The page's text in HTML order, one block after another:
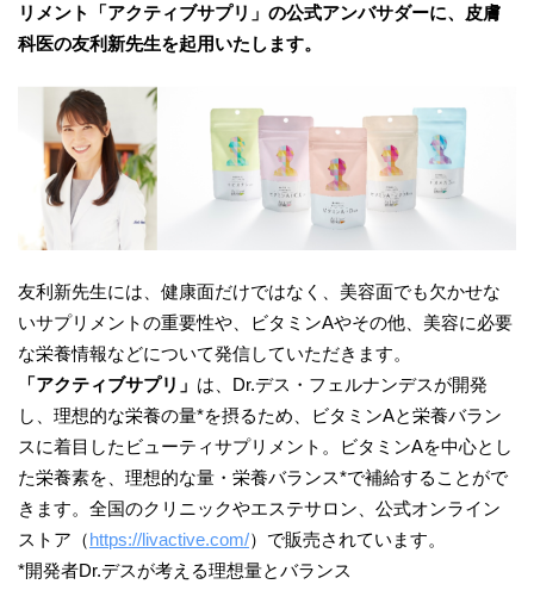
リメント「アクティブサプリ」の公式アンバサダーに、皮膚
科医の友利新先生を起用いたします。
友利新先生には、健康面だけではなく、美容面でも欠かせな
いサプリメントの重要性や、ビタミンAやその他、美容に必要
な栄養情報などについて発信していただきます。
「アクティブサプリ」 は、Dr.デス・フェルナンデスが開発
し、理想的な栄養の量*を摂るため、ビタミンAと栄養バラン
スに着目したビューティサプリメント。ビタミンAを中心とし
た栄養素を、理想的な量・栄養バランス*で補給することがで
きます。全国のクリニックやエステサロン、公式オンライン
ストア（https://livactive.com/）で販売されています。
*開発者Dr.デスが考える理想量とバランス